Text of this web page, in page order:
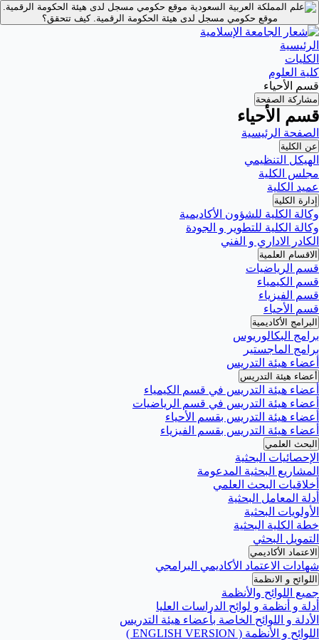
موقع حكومي مسجل لدى هيئة الحكومة الرقمية.
موقع حكومي مسجل لدى هيئة الحكومة الرقمية.كيف تتحقق؟
الرئيسية
الكليات
كلية العلوم
قسم الأحياء
مشاركة الصفحة
قسم الأحياء
الصفحة الرئيسية
عن الكلية
الهيكل التنظيمي
مجلس الكلية
عميد الكلية
إدارة الكلية
وكالة الكلية للشؤون الأكاديمية
وكالة الكلية للتطوير و الجودة
الكادر الاداري و الفني
الاقسام العلمية
قسم الرياضيات
قسم الكيمياء
قسم الفيزياء
قسم الأحياء
البرامج الأكاديمية
برامج البكالوريوس
برامج الماجستير
أعضاء هيئة التدريس
أعضاء هيئة التدريس
أعضاء هيئة التدريس في قسم الكيمياء
أعضاء هيئة التدريس في قسم الرياضيات
أعضاء هيئة التدريس بقسم الأحياء
أعضاء هيئة التدريس بقسم الفيزياء
البحث العلمي
الإحصائيات البحثية
المشاريع البحثية المدعومة
أخلاقيات البحث العلمي
أدلة المعامل البحثية
الأولويات البحثية
خطة الكلية البحثية
التمويل البحثي
الاعتماد الأكاديمي
شهادات الاعتماد الأكاديمي البرامجي
اللوائح و الانظمة
جميع اللوائح والأنظمة
أدلة و أنظمة و لوائح الدراسات العليا
الأدلة و اللوائح الخاصة بأعضاء هيئة التدريس
اللوائح و الأنظمة ( ENGLISH VERSION )